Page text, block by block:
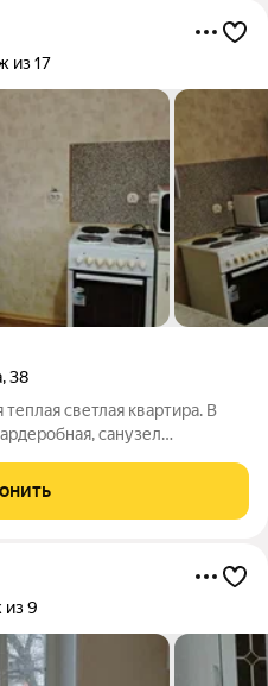
из 17
,38
светлая квартира. В
санузел
плита с
машина,
из 9